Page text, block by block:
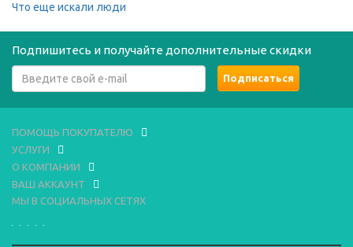
Что еще искали люди
Подпишитесь и получайте дополнительные скидки
ПОМОЩЬ ПОКУПАТЕЛЮ
УСЛУГИ
О КОМПАНИИ
ВАШ АККАУНТ
МЫ В СОЦИАЛЬНЫХ СЕТЯХ